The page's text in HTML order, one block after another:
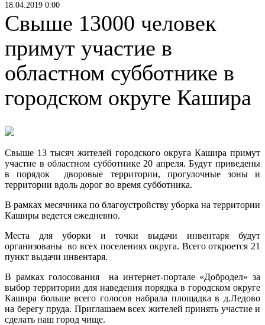
18.04.2019 0:00
Свыше 13000 человек
примут участие в
областном субботнике в
городском округе Кашира
Свыше 13 тысяч жителей городского округа Кашира примут
участие в областном субботнике 20 апреля. Будут приведены
в порядок дворовые территории, прогулочные зоны и
территории вдоль дорог во время субботника.
В рамках месячника по благоустройству уборка на территории
Каширы ведется ежедневно.
Места для уборки и точки выдачи инвентаря будут
организованы во всех поселениях округа. Всего откроется 21
пункт выдачи инвентаря.
В рамках голосования на интернет-портале «Добродел» за
выбор территории для наведения порядка в городском округе
Кашира больше всего голосов набрала площадка в д.Ледово
на берегу пруда. Приглашаем всех жителей принять участие и
сделать наш город чище.